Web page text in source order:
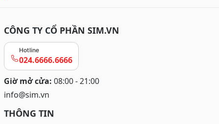
CÔNG TY CỔ PHẦN SIM.VN
Hotline
024.6666.6666
Giờ mở cửa: 08:00 - 21:00
info@sim.vn
THÔNG TIN